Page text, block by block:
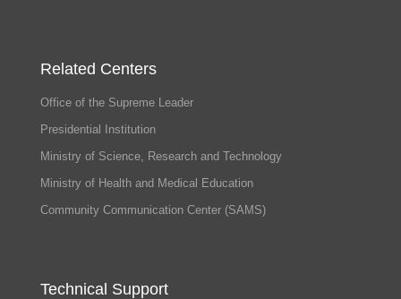
Related Centers
Office of the Supreme Leader
Presidential Institution
Ministry of Science, Research and Technology
Ministry of Health and Medical Education
Community Communication Center (SAMS)
Technical Support